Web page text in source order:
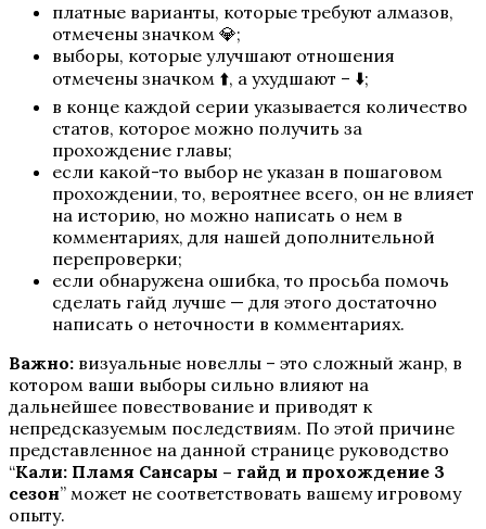
И поглотит нас морок
Секрет Небес — Реквием
Разбитое сердце Астреи
платные варианты, которые требуют алмазов,
отмечены значком 💎;
выборы, которые улучшают отношения
отмечены значком ⬆️, а ухудшают – ⬇️;
в конце каждой серии указывается количество
статов, которое можно получить за
прохождение главы;
если какой-то выбор не указан в пошаговом
прохождении, то, вероятнее всего, он не влияет
на историю, но можно написать о нем в
комментариях, для нашей дополнительной
перепроверки;
если обнаружена ошибка, то просьба помочь
сделать гайд лучше — для этого достаточно
написать о неточности в комментариях.
Важно: визуальные новеллы – это сложный жанр, в
котором ваши выборы сильно влияют на
дальнейшее повествование и приводят к
непредсказуемым последствиям. По этой причине
представленное на данной странице руководство
“Кали: Пламя Сансары – гайд и прохождение 3
сезон” может не соответствовать вашему игровому
опыту.